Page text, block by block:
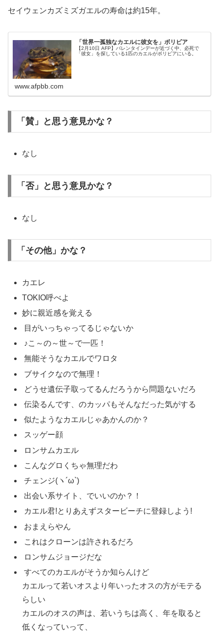
セイウェンカズミズガエルの寿命は約15年。
「世界一孤独なカエルに彼女を」ボリビア
【2月10日 AFP】バレンタインデーが近づく中、必死で
「彼女」を探している1匹のカエルがボリビアにいる。
www.afpbb.com
「賛」と思う意見かな？
なし
「否」と思う意見かな？
なし
「その他」かな？
カエレ
TOKIO呼べよ
妙に親近感を覚える
目がいっちゃってるじゃないか
♪こ～の～世～で一匹！
無能そうなカエルでワロタ
ブサイクなので無理！
どうせ遺伝子取ってるんだろうから問題ないだろ
伝染るんです、のカッパもそんなだった気がする
似たようなカエルじゃあかんのか？
スッゲー顔
ロンサムカエル
こんなグロくちゃ無理だわ
チェンジ(ヽ´ω`)
出会い系サイト、でいいのか？！
カエル君!とりあえずスタービーチに登録しよう!
おまえらやん
これはクローンは許されるだろ
ロンサムジョージだな
すべてのカエルがそうか知らんけど
カエルって若いオスより年いったオスの方がモテる
らしい
カエルのオスの声は、若いうちは高く、年を取ると
低くなっていって、